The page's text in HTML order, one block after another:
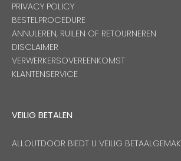
PRIVACY POLICY
BESTELPROCEDURE
ANNULEREN, RUILEN OF RETOURNEREN
DISCLAIMER
VERWERKERSOVEREENKOMST
KLANTENSERVICE
VEILIG BETALEN
ALLOUTDOOR BIEDT U VEILIG BETAALGEMAK